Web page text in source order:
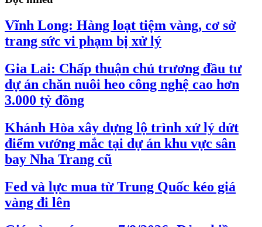
Vĩnh Long: Hàng loạt tiệm vàng, cơ sở
trang sức vi phạm bị xử lý
Gia Lai: Chấp thuận chủ trương đầu tư
dự án chăn nuôi heo công nghệ cao hơn
3.000 tỷ đồng
Khánh Hòa xây dựng lộ trình xử lý dứt
điểm vướng mắc tại dự án khu vực sân
bay Nha Trang cũ
Fed và lực mua từ Trung Quốc kéo giá
vàng đi lên